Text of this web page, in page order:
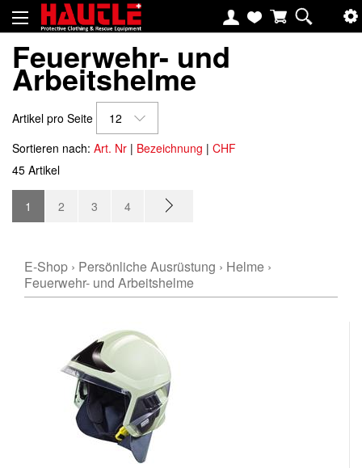
Feuerwehr- und
Arbeitshelme
Artikel pro Seite
12
Sortieren nach: Art. Nr | Bezeichnung | CHF
45 Artikel
1 2 3 4
E-Shop › Persönliche Ausrüstung › Helme ›
Feuerwehr- und Arbeitshelme